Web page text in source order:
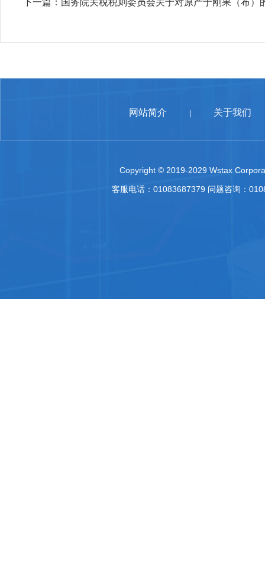
下一篇： 国务院关税税则委员会关于对原产于刚果（布
网站简介 关于我们
Copyright © 2019-2029 Wstax
客服电话：01083687379 问题咨询：